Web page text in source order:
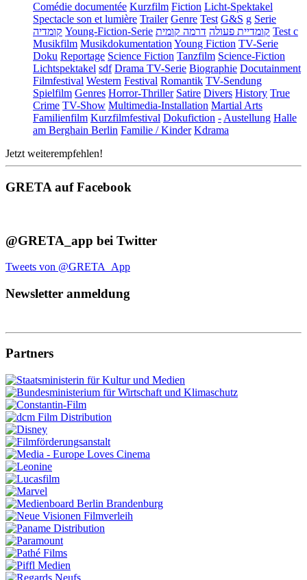
Comédie documentée Kurzfilm Fiction Licht-Spektakel
Spectacle son et lumière Trailer Genre Test G&S g Serie
קומדיה Young-Fiction-Serie קומדיית פעולה דרמה קומית
Test c
Musikfilm MusikdokumentationYoung Fiction TV-Serie
Doku Reportage Science Fiction Tanzfilm Science-Fiction
Lichtspektakel sdf Drama TV-Serie Biographie Docutainment
Filmfestival Western Festival Romantik TV-Sendung
Spielfilm Genres Horror-Thriller Satire Divers History True
Crime TV-Show Multimedia-Installation Martial Arts
Familienfilm Kurzfilmfestival Dokufiction -Austellung Halle
am Berghain Berlin Familie / Kinder Kdrama
Jetzt weiterempfehlen!
GRETA auf Facebook
@GRETA_app bei Twitter
Tweets von @GRETA_App
Newsletter anmeldung
Partners